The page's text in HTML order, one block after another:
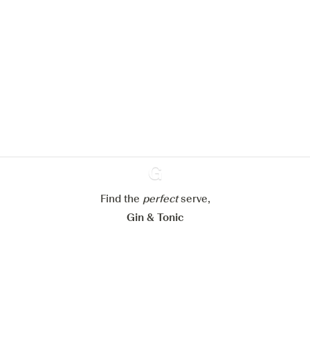
Ginventory
Find the perfectserve,
Gin & Tonic
Mijn cookie-instellingen aanpassen
Alles weigeren Alles aanvaarden